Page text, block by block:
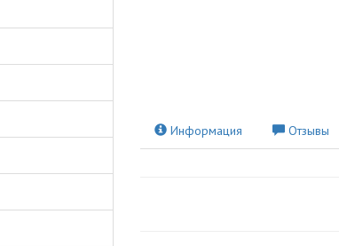
Информация Отзывы